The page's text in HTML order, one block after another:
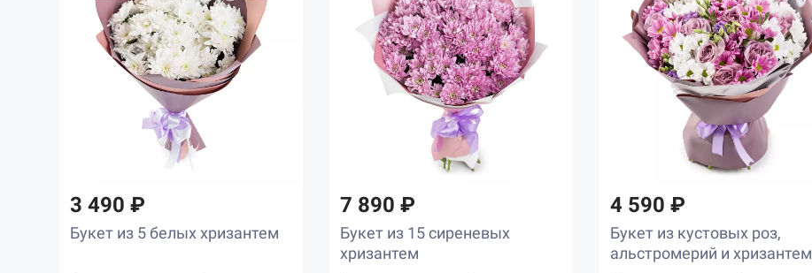
3 490 ₽
Букет из 5 белых хризантем
7 890 ₽
Букет из 15 сиреневых
хризантем
4 590 ₽
Букет из кустовых роз,
альстромерий и хризантем